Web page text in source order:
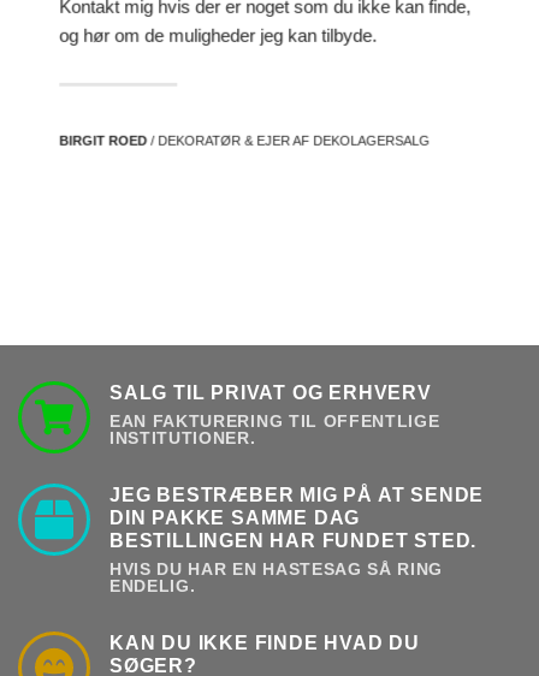
Kontakt mig hvis der er noget som du ikke kan finde,
og hør om de muligheder jeg kan tilbyde.
BIRGIT ROED/ DEKORATØR & EJER AF DEKOLAGERSALG
SALG TIL PRIVAT OG ERHVERV
EAN FAKTURERING TIL OFFENTLIGE
INSTITUTIONER.
JEG BESTRÆBER MIG PÅ AT SENDE
DIN PAKKE SAMME DAG
BESTILLINGEN HAR FUNDET STED.
HVIS DU HAR EN HASTESAG SÅ RING
ENDELIG.
KAN DU IKKE FINDE HVAD DU
SØGER?